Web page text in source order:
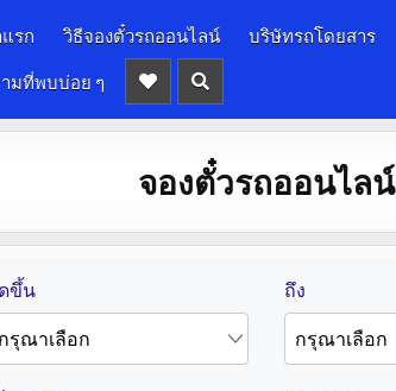
รก วิธีจองตั๋วรถออนไลน์ บริษัทรถโดยสาร
มที่พบบ่อย ๆ
จองตั๋วรถออนไลน์